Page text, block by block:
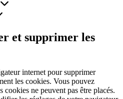
et supprimer les
internet pour supprimer
les cookies. Vous pouvez
cookies ne peuvent pas être placés.